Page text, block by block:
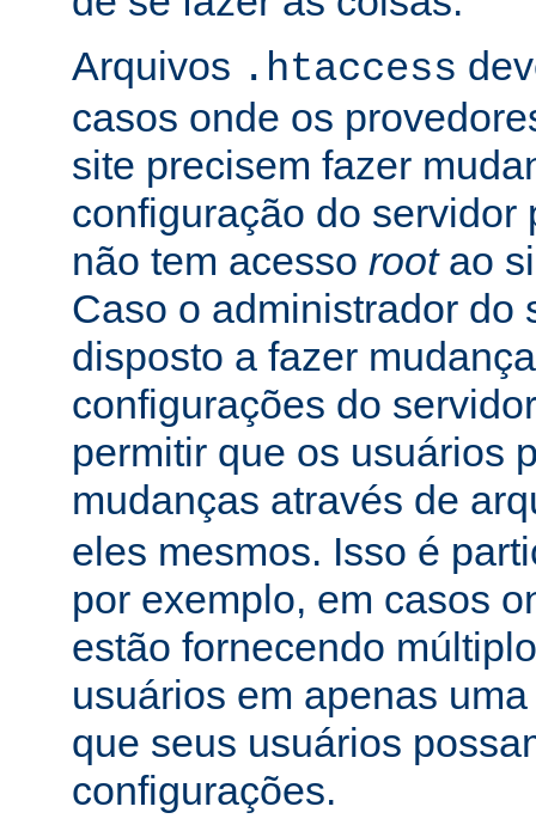
Arquivos .htaccess
casos onde os
site precisem fazer
configuração do servidor
não tem acesso rootao
Caso o administrador do
disposto a fazer
configurações do
permitir que os usuários
mudanças através de
eles mesmos. Isso é
por exemplo, em casos
estão fornecendo
usuários em apenas
que seus usuários
configurações.